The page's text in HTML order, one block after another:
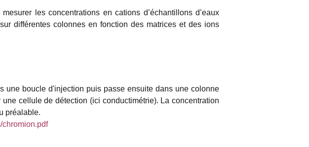
les concentrations en cations d’échantillons d’eaux
différentes colonnes en fonction des matrices et des ions
une boucle d'injection puis passe ensuite dans une colonne
cellule de détection (ici conductimétrie). La concentration
préalable.
chromion.pdf